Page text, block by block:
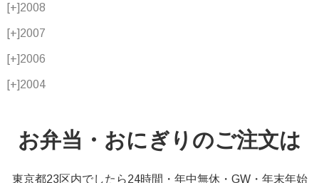
[+]2008
[+]2007
[+]2006
[+]2004
お弁当・おにぎりのご注文は
東京都23区内でしたら24時間・年中無休・GW・年末年始